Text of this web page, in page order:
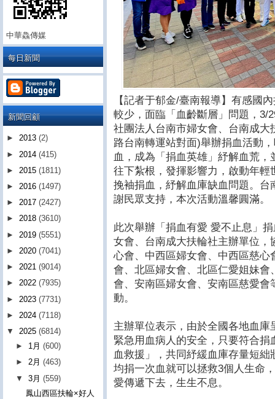
【記者于郁金/臺南報導】有感國
較少，面臨「血齡斷層」問題，3/
社團法人台南市婦女會、台南成
路台南轉運站對面)舉辦捐血活動
血，成為「捐血英雄」紓解血荒
往下紮根，發揮影響力，啟動年
挽袖捐血，紓解血庫缺血問題。
謝民眾支持，本次活動溫馨圓滿。
此次舉辦「捐血有愛 愛不止息」
女會、台南成大扶輪社主辦單位
心會、中西區婦女會、中西區慈
會、北區婦女會、北區仁愛姐妹
會、安南區婦女會、安南區慈愛
動。
主辦單位表示，由於全國各地血
緊急用血病人的安全，只要符合
血救援」，共同紓緩血庫存量短
均捐一次血就可以拯救3個人生命
愛傳遞下去，生生不息。
中華鱻傳媒
每日新聞
新聞回顧
► 2013 (2)
► 2014 (415)
► 2015 (1811)
► 2016 (1497)
► 2017 (2427)
► 2018 (3610)
► 2019 (5551)
► 2020 (7041)
► 2021 (9014)
► 2022 (7935)
► 2023 (7731)
► 2024 (7118)
▼ 2025 (6814)
► 1月(600)
►2月(463)
▼3月(559)
鳳山西區扶輪×好人